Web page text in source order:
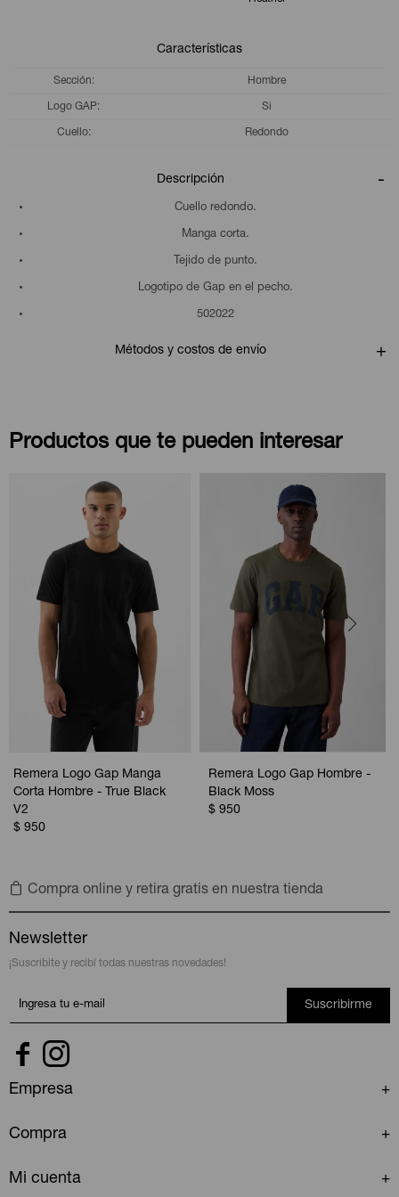
Características
Sección Hombre
Logo GAP Si
Cuello Redondo
Descripción
Cuello redondo.
Manga corta.
Tejido de punto.
Logotipo de Gap en el pecho.
502022
Métodos y costos de envío
Productos que te pueden interesar
Remera Logo Gap Manga
Corta Hombre - True Black
V2
$ 950
Remera Logo Gap Hombre -
Black Moss
$ 950
Compra online y retira gratis en nuestra tienda
Newsletter
¡Suscribite y recibí todas nuestras novedades!
Suscribirme
 
Empresa
Compra
Mi cuenta